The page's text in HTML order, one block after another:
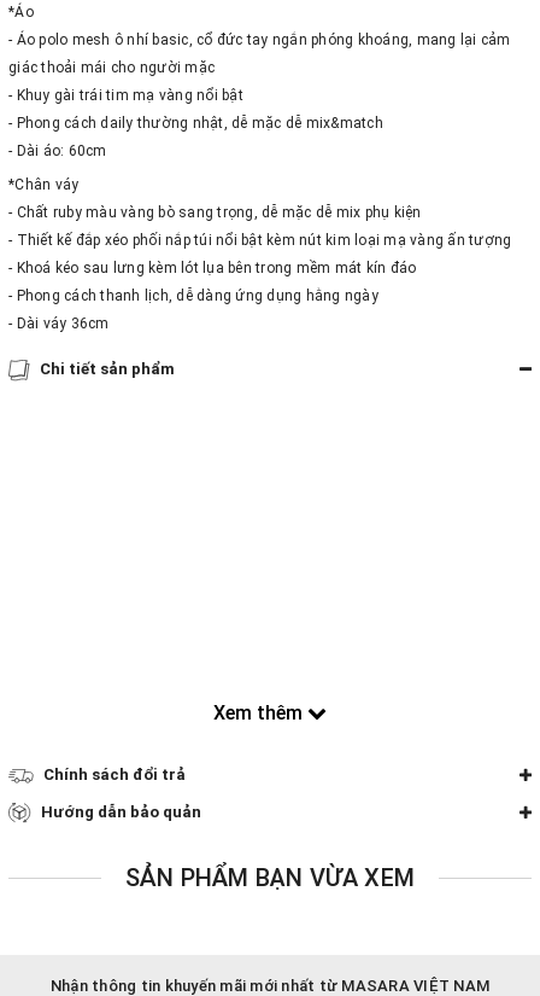
*Áo
- Áo polo mesh ô nhí basic, cổ đức tay ngắn phóng khoáng, mang lại cảm
giác thoải mái cho người mặc
- Khuy gài trái tim mạ vàng nổi bật
- Phong cách daily thường nhật, dễ mặc dễ mix&match
- Dài áo: 60cm
*Chân váy
- Chất ruby màu vàng bò sang trọng, dễ mặc dễ mix phụ kiện
- Thiết kế đắp xéo phối nắp túi nổi bật kèm nút kim loại mạ vàng ấn tượng
- Khoá kéo sau lưng kèm lót lụa bên trong mềm mát kín đáo
- Phong cách thanh lịch, dễ dàng ứng dụng hằng ngày
- Dài váy 36cm
Chi tiết sản phẩm
Xem thêm
Chính sách đổi trả
Hướng dẫn bảo quản
SẢN PHẨM BẠN VỪA XEM
Nhận thông tin khuyến mãi mới nhất từ MASARA VIỆT NAM